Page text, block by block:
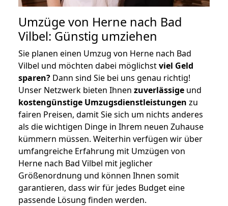
Umzüge von Herne nach Bad
Vilbel: Günstig umziehen
Sie planen einen Umzug von Herne nach Bad
Vilbel und möchten dabei möglichstviel Geld
sparen? Dann sind Sie bei uns genau richtig!
Unser Netzwerk bieten Ihnen zuverlässige und
kostengünstige Umzugsdienstleistungen zu
fairen Preisen, damit Sie sich um nichts anderes
als die wichtigen Dinge in Ihrem neuen Zuhause
kümmern müssen. Weiterhin verfügen wir über
umfangreiche Erfahrung mit Umzügen von
Herne nach Bad Vilbel mit jeglicher
Größenordnung und können Ihnen somit
garantieren, dass wir für jedes Budget eine
passende Lösung finden werden.